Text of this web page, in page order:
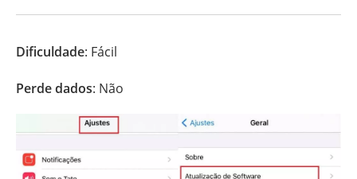
Dificuldade: Fácil
Perde dados: Não